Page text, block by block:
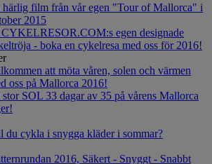
härlig film från vår egen "Tour of Mallorca" i
2015
CYKELRESOR.COM:s egen designade
- boka en cykelresa med oss för 2016!
att möta våren, solen och värmen
oss på Mallorca 2016!
stor SOL 33 dagar av 35 på vårens Mallorca
du cykla i snygga kläder i sommar?
2016, Säkert - Snyggt - Snabbt